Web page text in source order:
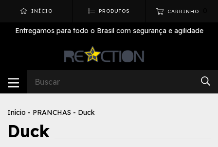
INÍCIO PRODUTOS CARRINHO
Entregamos para todo o Brasil com segurança e agilidade
Início - PRANCHAS - Duck
Duck